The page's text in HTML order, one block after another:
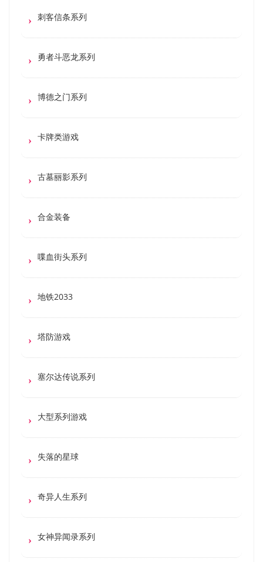
刺客信条系列
勇者斗恶龙系列
博德之门系列
卡牌类游戏
古墓丽影系列
合金装备
喋血街头系列
地铁2033
塔防游戏
塞尔达传说系列
大型系列游戏
失落的星球
奇异人生系列
女神异闻录系列